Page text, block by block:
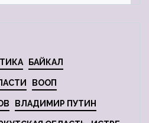
БАЙКАЛ
ВООП
ВЛАДИМИР ПУТИН